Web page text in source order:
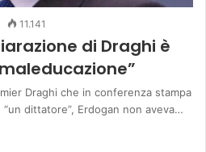
11.141
di Draghi è
Draghi che in conferenza stampa
dittatore”, Erdogan non aveva…